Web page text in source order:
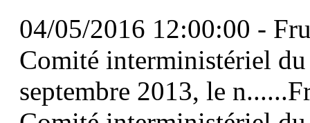
04/05/2016 12:00:00 -
Comité interministériel
septembre 2013, le